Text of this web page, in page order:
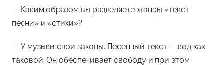
— Каким образом вы разделяете жанры «текст
песни» и «стихи»?
— У музыки свои законы. Песенный текст — код как
таковой. Он обеспечивает свободу и при этом